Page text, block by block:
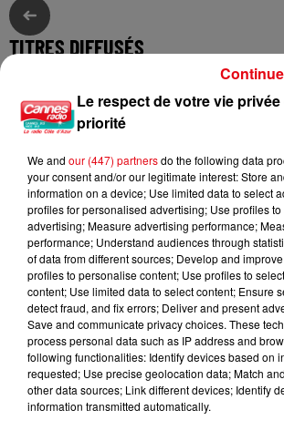
TITRES DIFFUSÉS
8h51
8h51
EMMANUEL MOIRE
Sans Dire Un Mot
JULIEN LIEB FEAT. OTTA
Dis-Moi Où
L'HOROSCOPE
Le respect de votre vie
priorité
We and our (447) partnersdo the following data
your consent and/or our legitimate interest: Store
information on a device; Use limited data to select
profiles for personalised advertising; Use profiles
advertising; Measure advertising performance;
performance; Understand audiences through
of data from different sources; Develop and
profiles to personalise content; Use profiles to
content; Use limited data to select content; Ensure
detect fraud, and fix errors; Deliver and present
Save and communicate privacy choices. These
process personal data such as IP address and
following functionalities: Identify devices based on
requested; Use precise geolocation data; Match
other data sources; Link different devices; Identify
information transmitted automatically.